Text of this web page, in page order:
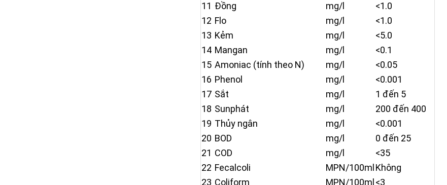
11 Đồng mg/l
<1.0
12 Flo mg/l
<1.0
13 Kẻm mg/l
<5.0
14 Mangan mg/l
<0.1
15 Amoniac (tính theo N) mg/l
<0.05
16 Phenol mg/l
<0.001
17 Sắt mg/l
1 đến 5
18 Sunphát mg/l
200 đến 400
19 Thủy ngân mg/l
<0.001
20 BOD mg/l
0 đến 25
21 COD mg/l
<35
22 Fecalcoli MPN/100ml Không
23 Coliform MPN/100ml <3